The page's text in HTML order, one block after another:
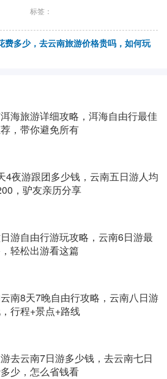
标签：
费多少，去云南旅游价格贵吗，如何玩
海旅游详细攻略，洱海自由行最佳
，带你避免所有
4夜游跟团多少钱，云南五日游人均
，驴友亲历分享
游自由行游玩攻略，云南6日游最
轻松出游看这篇
南8天7晚自由行攻略，云南八日游
行程+景点+路线
去云南7日游多少钱，去云南七日
少，怎么省钱看